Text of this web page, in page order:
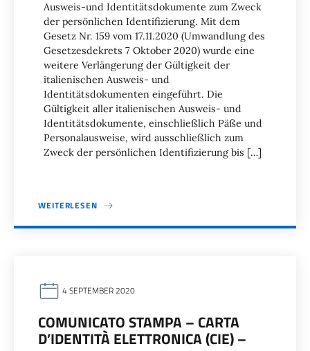
Ausweis-und Identitätsdokumente zum Zweck
der persönlichen Identifizierung. Mit dem
Gesetz Nr. 159 vom 17.11.2020 (Umwandlung des
Gesetzesdekrets 7 Oktober 2020) wurde eine
weitere Verlängerung der Gültigkeit der
italienischen Ausweis- und
Identitätsdokumenten eingeführt. Die
Gültigkeit aller italienischen Ausweis- und
Identitätsdokumente, einschließlich Päße und
Personalausweise, wird ausschließlich zum
Zweck der persönlichen Identifizierung bis […]
WEITERLESEN
4 SEPTEMBER 2020
COMUNICATO STAMPA – CARTA
D’IDENTITÀ ELETTRONICA (CIE) –